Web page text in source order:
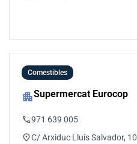
Comestibles
apartmentSupermercat Eurocop
phone971 639 005
location_onC/ Arxiduc Lluís Salvador, 10